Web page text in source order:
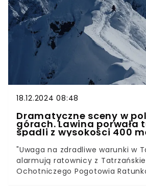
18.12.2024 08:48
Dramatyczne sceny w
górach. Lawina porwała
spadli z wysokości 400
"Uwaga na zdradliwe warunki w
alarmują ratownicy z
Ochotniczego Pogotowia